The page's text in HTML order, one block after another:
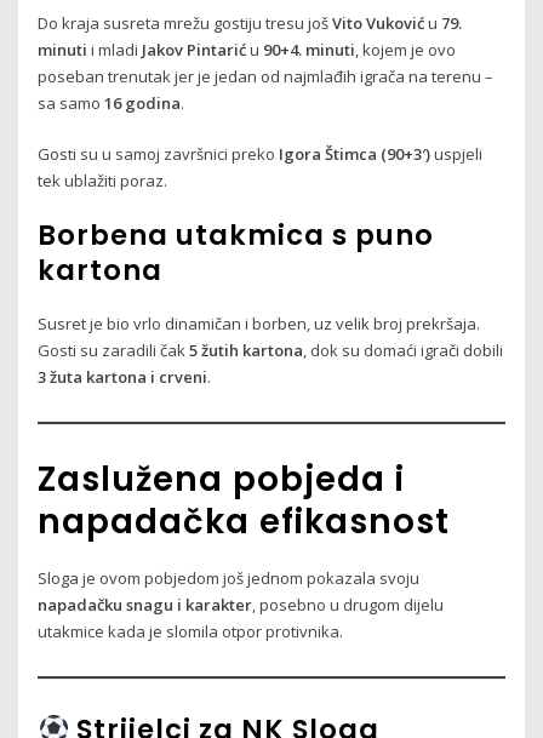
Do kraja susreta mrežu gostiju tresu jošVito Vukoviću 79.
minuti i mladi Jakov Pintariću 90+4. minuti, kojem je ovo
poseban trenutak jer je jedan od najmlađih igrača na terenu –
sa samo16 godina.
Gosti su u samoj završnici preko Igora Štimca (90+3′)uspjeli
tek ublažiti poraz.
Borbena utakmica s puno
kartona
Susret je bio vrlo dinamičan i borben, uz velik broj prekršaja.
Gosti su zaradili čak5 žutih kartona, dok su domaći igrači dobili
3 žuta kartona i crveni.
Zaslužena pobjeda i
napadačka efikasnost
Sloga je ovom pobjedom još jednom pokazala svoju
napadačku snagu i karakter, posebno u drugom dijelu
utakmice kada je slomila otpor protivnika.
Strijelci za NK Sloga